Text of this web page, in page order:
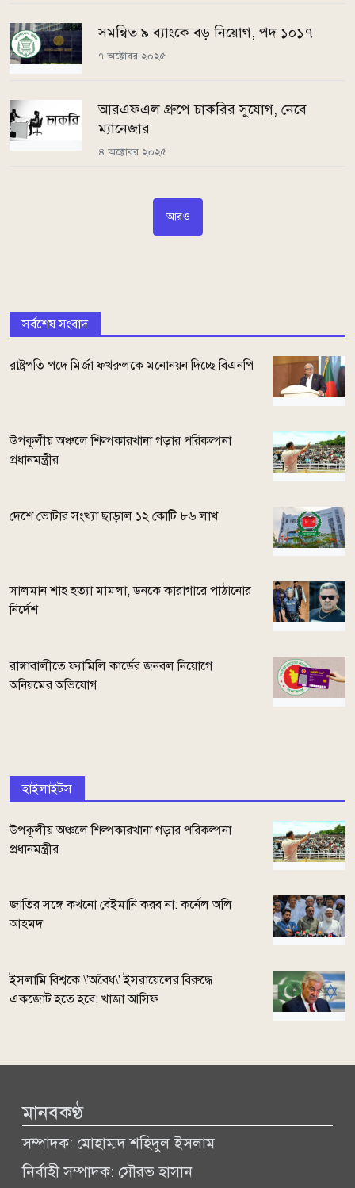
সমন্বিত ৯ ব্যাংকে বড় নিয়োগ, পদ ১০১৭
৭ অক্টোবর ২০২৫
আরএফএল গ্রুপে চাকরির সুযোগ, নেবে
ম্যানেজার
৪ অক্টোবর ২০২৫
আরও
সর্বশেষ সংবাদ
রাষ্ট্রপতি পদে মির্জা ফখরুলকে মনোনয়ন দিচ্ছে বিএনপি
উপকূলীয় অঞ্চলে শিল্পকারখানা গড়ার পরিকল্পনা
প্রধানমন্ত্রীর
দেশে ভোটার সংখ্যা ছাড়াল ১২ কোটি ৮৬ লাখ
সালমান শাহ হত্যা মামলা, ডনকে কারাগারে পাঠানোর
নির্দেশ
রাঙ্গাবালীতে ফ্যামিলি কার্ডের জনবল নিয়োগে
অনিয়মের অভিযোগ
হাইলাইটস
উপকূলীয় অঞ্চলে শিল্পকারখানা গড়ার পরিকল্পনা
প্রধানমন্ত্রীর
জাতির সঙ্গে কখনো বেইমানি করব না: কর্নেল অলি
আহমদ
ইসলামি বিশ্বকে \'অবৈধ\' ইসরায়েলের বিরুদ্ধে
একজোট হতে হবে: খাজা আসিফ
মানবকণ্ঠ
সম্পাদক: মোহাম্মদ শহিদুল ইসলাম
নির্বাহী সম্পাদক: সৌরভ হাসান